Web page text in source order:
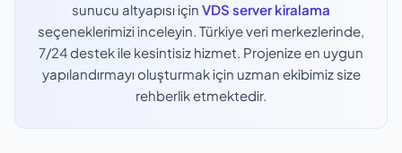
sunucu altyapısı için VDS server kiralama
seçeneklerimizi inceleyin. Türkiye veri merkezlerinde,
7/24 destek ile kesintisiz hizmet. Projenize en uygun
yapılandırmayı oluşturmak için uzman ekibimiz size
rehberlik etmektedir.